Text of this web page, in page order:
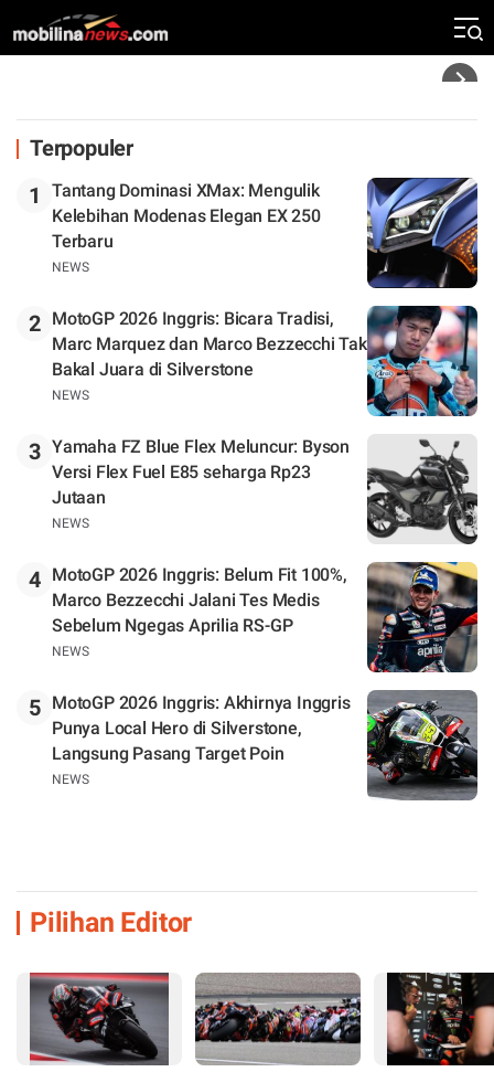
Rekor Kecepatan Silverstone!
Terpopuler
1
Tantang Dominasi XMax: Mengulik
Kelebihan Modenas Elegan EX 250
Terbaru
NEWS
2
MotoGP 2026 Inggris: Bicara Tradisi,
Marc Marquez dan Marco Bezzecchi Tak
Bakal Juara di Silverstone
NEWS
3 Yamaha FZ Blue Flex Meluncur: Byson
Versi Flex Fuel E85 seharga Rp23
Jutaan
NEWS
4
MotoGP 2026 Inggris: Belum Fit 100%,
Marco Bezzecchi Jalani Tes Medis
Sebelum Ngegas Aprilia RS-GP
NEWS
5
MotoGP 2026 Inggris: Akhirnya Inggris
Punya Local Hero di Silverstone,
Langsung Pasang Target Poin
NEWS
Pilihan Editor